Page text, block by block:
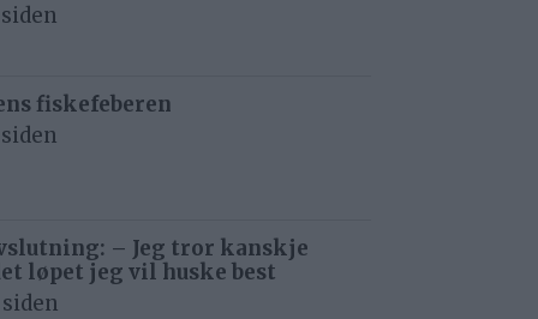
fiskefeberen
– Jeg tror kanskje
løpet jeg vil huske best